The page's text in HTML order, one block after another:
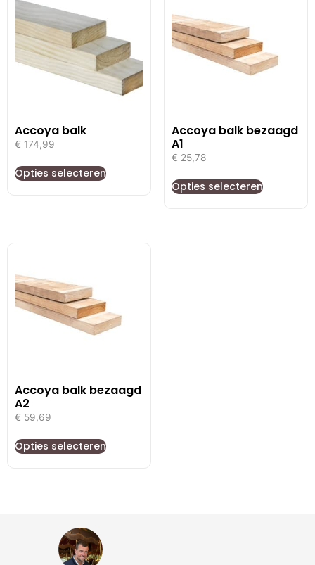
Accoya balk
€ 174,99
Opties selecteren
Accoya balk bezaagd
A1
€ 25,78
Opties selecteren
Accoya balk bezaagd
A2
€ 59,69
Opties selecteren